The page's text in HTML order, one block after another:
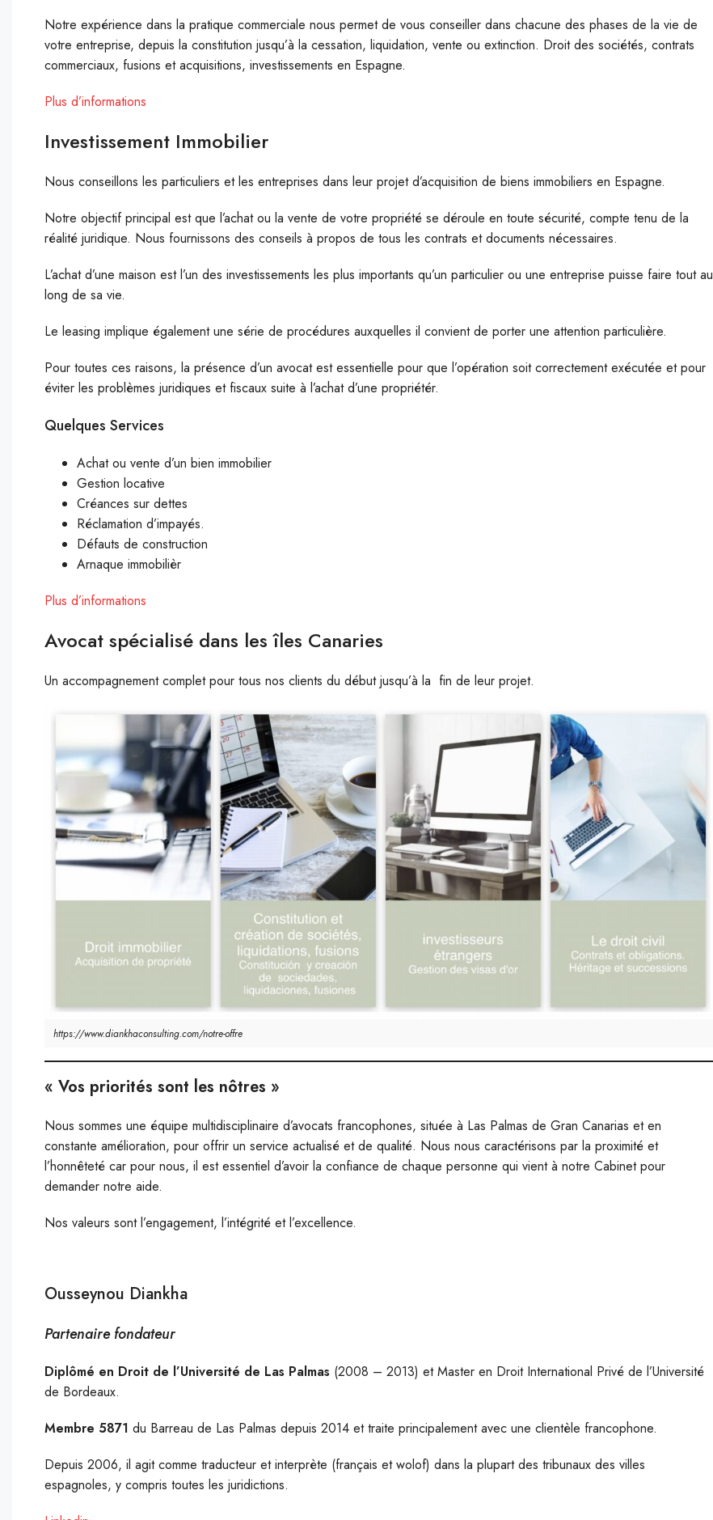
Notre expérience dans la pratique commerciale nous permet de vous conseiller dans chacune des phases de la vie de
votre entreprise, depuis la constitution jusqu’à la cessation, liquidation, vente ou extinction. Droit des sociétés, contrats
commerciaux, fusions et acquisitions, investissements en Espagne.
Plus d’informations
Investissement Immobilier
Nous conseillons les particuliers et les entreprises dans leur projet d’acquisition de biens immobiliers en Espagne.
Notre objectif principal est que l’achat ou la vente de votre propriété se déroule en toute sécurité, compte tenu de la
réalité juridique. Nous fournissons des conseils à propos de tous les contrats et documents nécessaires.
L’achat d’une maison est l’un des investissements les plus importants qu’un particulier ou une entreprise puisse faire tout au
long de sa vie.
Le leasing implique également une série de procédures auxquelles il convient de porter une attention particulière.
Pour toutes ces raisons, la présence d’un avocat est essentielle pour que l’opération soit correctement exécutée et pour
éviter les problèmes juridiques et fiscaux suite à l’achat d’une propriétér.
Quelques Services
Achat ou vente d’un bien immobilier
Gestion locative
Créances sur dettes
Réclamation d’impayés.
Défauts de construction
Arnaque immobilièr
Plus d’informations
Avocat spécialisé dans les îles Canaries
Un accompagnement complet pour tous nos clients du début jusqu’à la fin de leur projet.
https://www.diankhaconsulting.com/notre-offre
« Vos priorités sont les nôtres »
Nous sommes une équipe multidisciplinaire d’avocats francophones, située à Las Palmas de Gran Canarias et en
constante amélioration, pour offrir un service actualisé et de qualité. Nous nous caractérisons par la proximité et
l’honnêteté car pour nous, il est essentiel d’avoir la confiance de chaque personne qui vient à notre Cabinet pour
demander notre aide.
Nos valeurs sont l’engagement, l’intégrité et l’excellence.
Ousseynou Diankha
Partenaire fondateur
Diplômé en Droit de l’Université de Las Palmas (2008 – 2013) et Master en Droit International Privé de l’Université
de Bordeaux.
Membre 5871 du Barreau de Las Palmas depuis 2014 et traite principalement avec une clientèle francophone.
Depuis 2006, il agit comme traducteur et interprète (français et wolof) dans la plupart des tribunaux des villes
espagnoles, y compris toutes les juridictions.